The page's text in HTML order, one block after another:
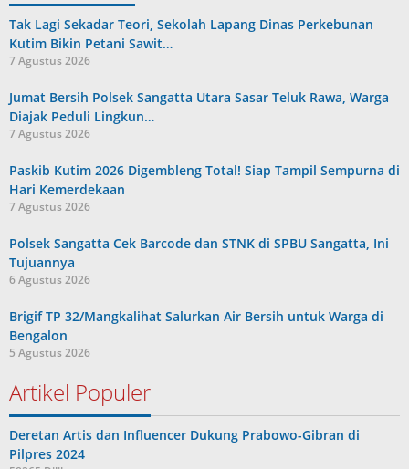
Tak Lagi Sekadar Teori, Sekolah Lapang Dinas Perkebunan
Kutim Bikin Petani Sawit…
7 Agustus 2026
Jumat Bersih Polsek Sangatta Utara Sasar Teluk Rawa, Warga
Diajak Peduli Lingkun…
7 Agustus 2026
Paskib Kutim 2026 Digembleng Total! Siap Tampil Sempurna di
Hari Kemerdekaan
7 Agustus 2026
Polsek Sangatta Cek Barcode dan STNK di SPBU Sangatta, Ini
Tujuannya
6 Agustus 2026
Brigif TP 32/Mangkalihat Salurkan Air Bersih untuk Warga di
Bengalon
5 Agustus 2026
Artikel Populer
Deretan Artis dan Influencer Dukung Prabowo-Gibran di
Pilpres 2024